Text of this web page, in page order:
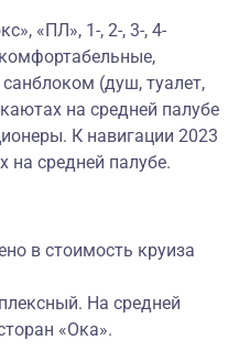
«ПЛ», 1-, 2-, 3-, 4-
(душ, туалет,
на средней палубе
К навигации 2023
на средней палубе.
в стоимость круиза
На средней
«Ока».